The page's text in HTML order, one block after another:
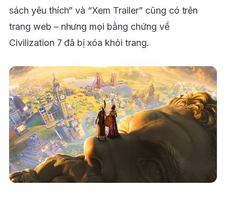
sách yêu thích” và “Xem Trailer” cũng có trên
trang web – nhưng mọi bằng chứng về
Civilization 7 đã bị xóa khỏi trang.